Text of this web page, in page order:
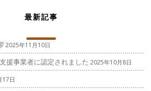
最新記事
2025年11月10日
援事業者に認定されました 2025年10月8日
17日